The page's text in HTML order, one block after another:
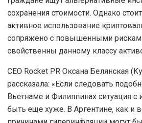
сохранения стоимости. Однако стоит
активное использование
сопряжено с повышенными
свойственны данному классу
CEO Rocket PR Оксана Белянская
рассказала: «Если следовать
Вьетнаме и Филиппинах ситуация
быть еще хуже. В Аргентине, как и